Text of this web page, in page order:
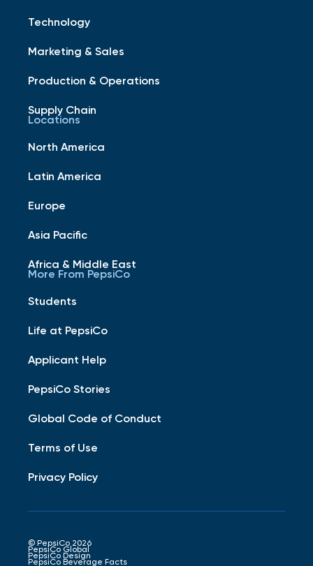
Technology
Marketing & Sales
Production & Operations
Supply Chain
Locations
North America
Latin America
Europe
Asia Pacific
Africa & Middle East
More From PepsiCo
Students
Life at PepsiCo
Applicant Help
PepsiCo Stories
Global Code of Conduct
Terms of Use
Privacy Policy
© PepsiCo 2026
PepsiCo Global
PepsiCo Design
PepsiCo Beverage Facts